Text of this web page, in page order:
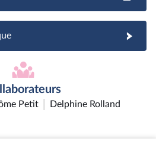
Petit Delphine Rolland